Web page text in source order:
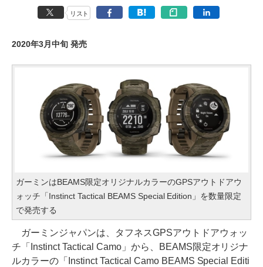
リスト
2020年3月中旬 発売
ガーミンはBEAMS限定オリジナルカラーのGPSアウトドアウ
ォッチ「Instinct Tactical BEAMS Special Edition」を数量限定
で発売する
ガーミンジャパンは、タフネスGPSアウトドアウォッ
チ「Instinct Tactical Camo」から、BEAMS限定オリジナ
ルカラーの「Instinct Tactical Camo BEAMS Special Editi